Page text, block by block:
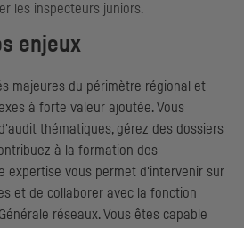
les inspecteurs juniors.
enjeux
majeures du périmètre régional et
à forte valeur ajoutée. Vous
thématiques, gérez des dossiers
à la formation des
expertise vous permet d'intervenir sur
et de collaborer avec la fonction
réseaux. Vous êtes capable